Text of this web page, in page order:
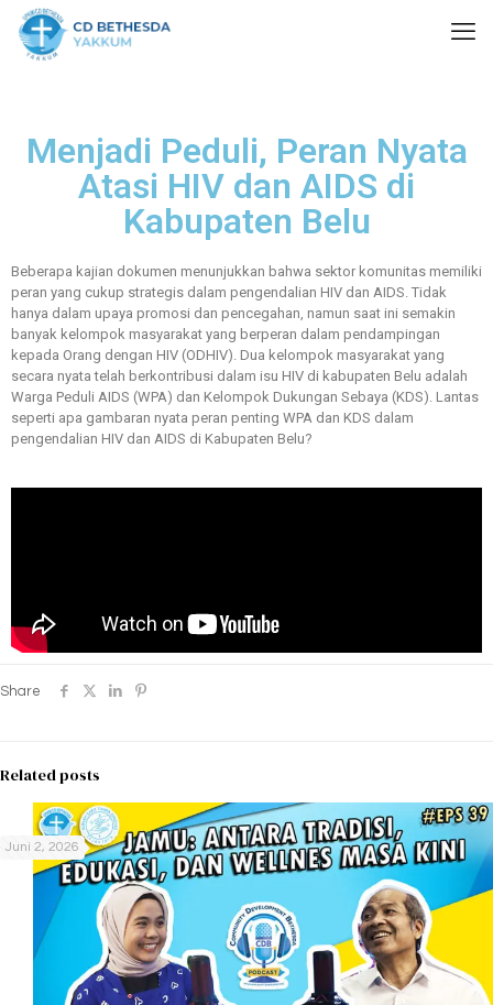
Menjadi Peduli, Peran Nyata
Atasi HIV dan AIDS di
Kabupaten Belu
Beberapa kajian dokumen menunjukkan bahwa sektor komunitas memiliki
peran yang cukup strategis dalam pengendalian HIV dan AIDS. Tidak
hanya dalam upaya promosi dan pencegahan, namun saat ini semakin
banyak kelompok masyarakat yang berperan dalam pendampingan
kepada Orang dengan HIV (ODHIV). Dua kelompok masyarakat yang
secara nyata telah berkontribusi dalam isu HIV di kabupaten Belu adalah
Warga Peduli AIDS (WPA) dan Kelompok Dukungan Sebaya (KDS). Lantas
seperti apa gambaran nyata peran penting WPA dan KDS dalam
pengendalian HIV dan AIDS di Kabupaten Belu?
Share
Related posts
Juni 2, 2026